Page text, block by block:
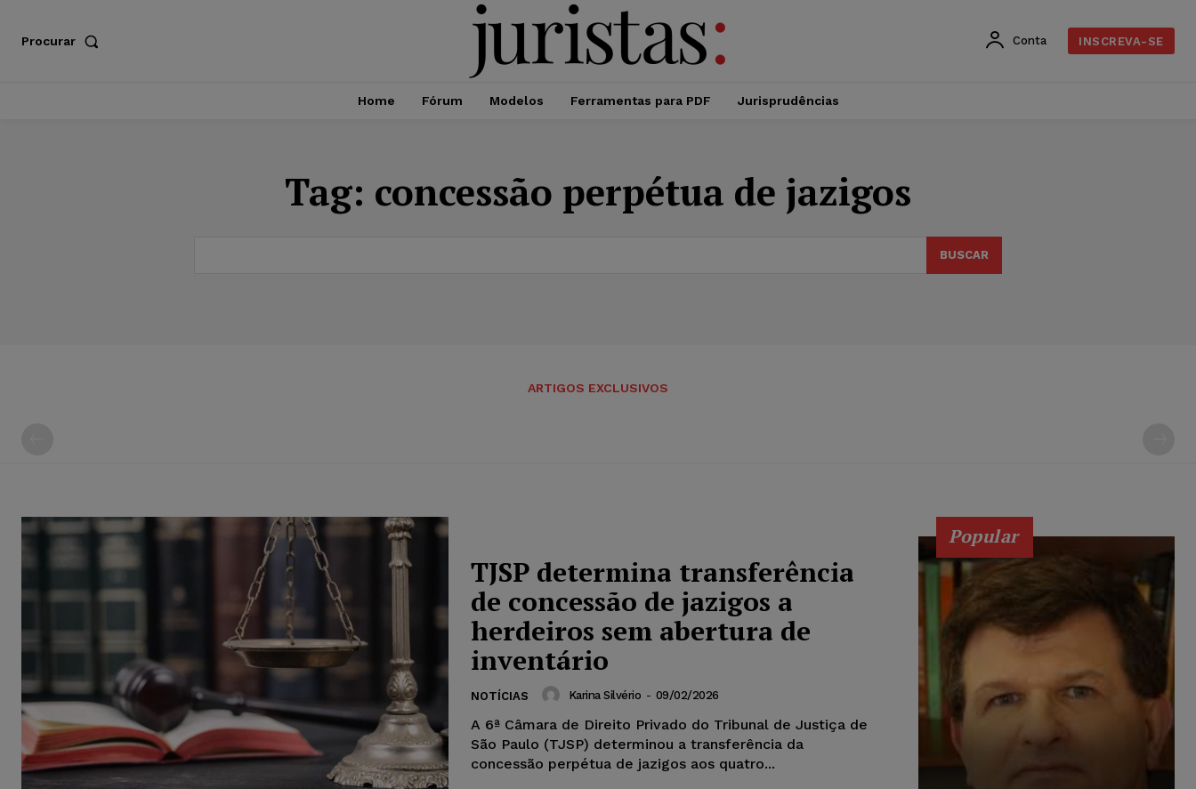
Procurar Conta INSCREVA-SE
Home Fórum Modelos Ferramentas para PDF Jurisprudências
Tag: concessão perpétua de jazigos
BUSCAR
ARTIGOS EXCLUSIVOS
TJSP determina transferência
de concessão de jazigos a
herdeiros sem abertura de
inventário
NOTÍCIAS Karina Silvério - 09/02/2026
A 6ª Câmara de Direito Privado do Tribunal de Justiça de
São Paulo (TJSP) determinou a transferência da
concessão perpétua de jazigos aos quatro...
Popular